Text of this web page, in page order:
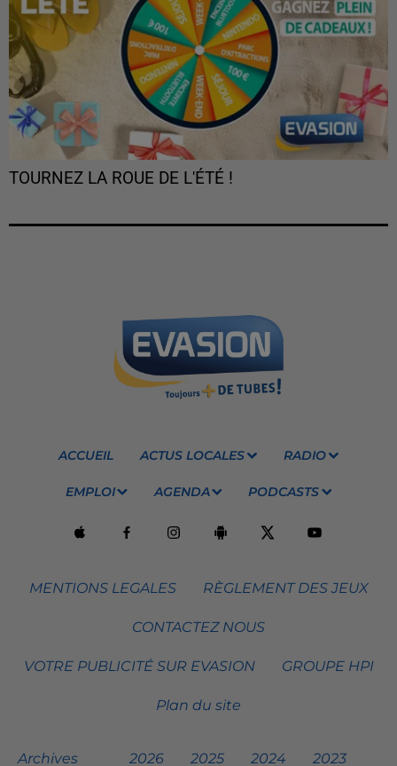
TOURNEZ LA ROUE DE L'ÉTÉ !
ACCUEIL ACTUS LOCALES RADIO
EMPLOI AGENDA PODCASTS
MENTIONS LEGALES RÈGLEMENT DES JEUX
CONTACTEZ NOUS
VOTRE PUBLICITÉ SUR EVASION GROUPE HPI
Plan du site
Archives 2026 2025 2024 2023